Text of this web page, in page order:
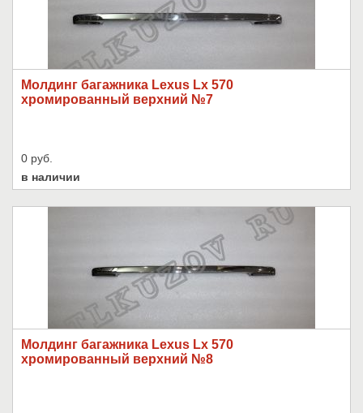
Молдинг багажника Lexus Lx 570
хромированный верхний №7
0 руб.
в наличии
Молдинг багажника Lexus Lx 570
хромированный верхний №8